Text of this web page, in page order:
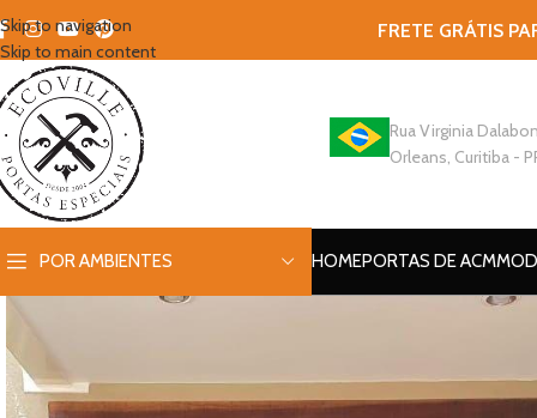
Skip to navigation
Skip to main content
FRETE GRÁTIS
Rua Virginia
Orleans, Curitiba -
POR AMBIENTES HOMEPORTAS DE ACM